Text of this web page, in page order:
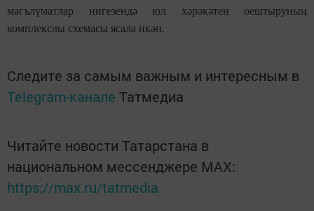
мәгълүматлар нигезендә юл хәрәкәтен оештыруның
комплекслы схемасы ясала икән.
Следите за самым важным и интересным в
Telegram-канале Татмедиа
Читайте новости Татарстана в
национальном мессенджере MАХ:
https://max.ru/tatmedia